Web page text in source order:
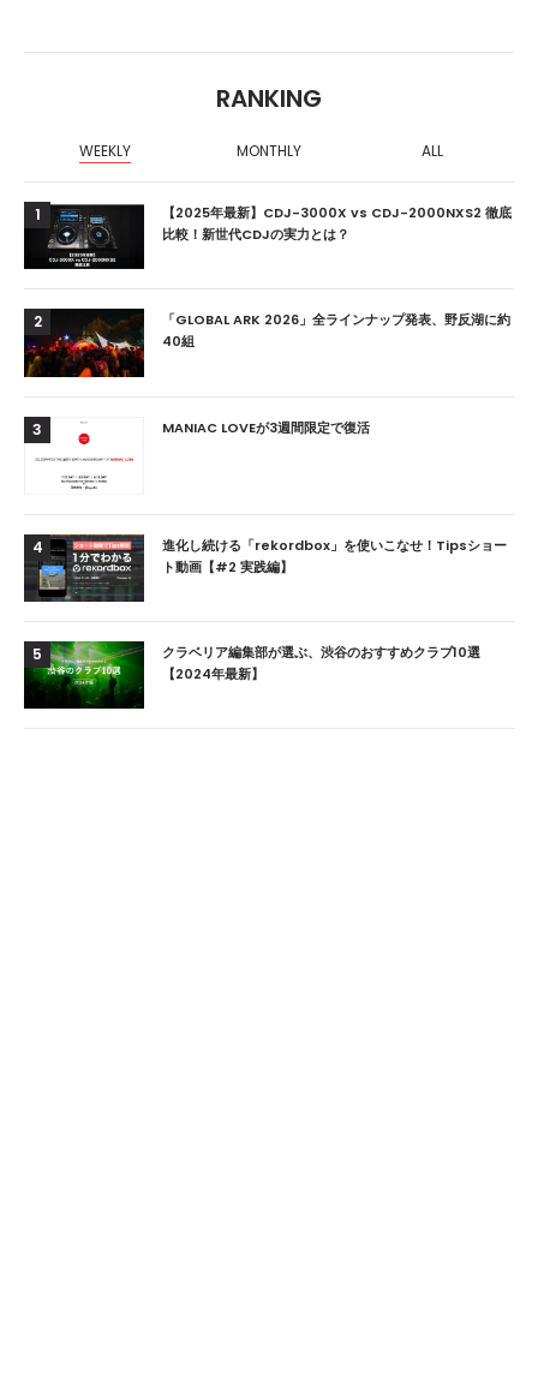
RANKING
WEEKLY MONTHLY ALL
1
【2025年最新】CDJ-3000X vs CDJ-2000NXS2 徹底
比較！新世代CDJの実力とは？
2
「GLOBAL ARK 2026」全ラインナップ発表、野反湖に約
40組
3 MANIAC LOVEが3週間限定で復活
4
進化し続ける「rekordbox」を使いこなせ！Tipsショー
ト動画【#2 実践編】
5
クラベリア編集部が選ぶ、渋谷のおすすめクラブ10選
【2024年最新】